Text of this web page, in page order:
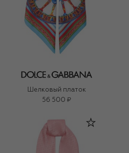
Шелковый платок
56 500 ₽